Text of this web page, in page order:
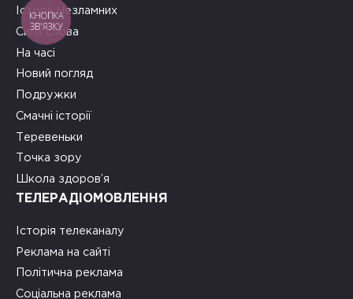
Історії Незламних
Сила слова
На часі
Новий погляд
Подружки
Смачні історії
Теревеньки
Точка зору
Школа здоров’я
ТЕЛЕРАДІОМОВЛЕННЯ
Історія телеканалу
Реклама на сайті
Політична реклама
Соціальна реклама
КНОПКА
ЗВ'ЯЗКУ